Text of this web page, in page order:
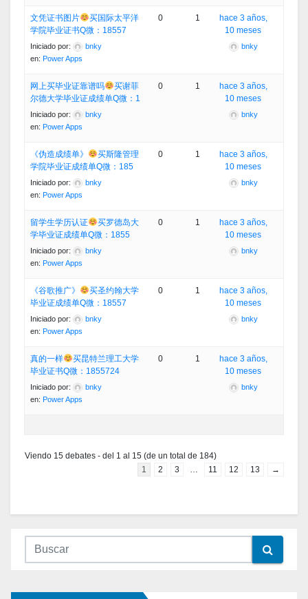
文凭证书图片
买国际太平洋
学院毕业证书Q微：18557
Iniciado por:
bnky
en: Power Apps
0 1
hace 3 años,
10 meses
bnky
网上买毕业证靠谱吗
买谢菲
尔德大学毕业证成绩单Q微：1
Iniciado por:
bnky
en: Power Apps
0 1
hace 3 años,
10 meses
bnky
《伪造成绩单》
买斯隆管理
学院毕业证成绩单Q微：185
Iniciado por:
bnky
en: Power Apps
0 1
hace 3 años,
10 meses
bnky
留学生学历认证
买罗德岛大
学毕业证成绩单Q微：1855
Iniciado por:
bnky
en: Power Apps
0 1
hace 3 años,
10 meses
bnky
《谷歌推广》
买圣约翰大学
毕业证成绩单Q微：18557
Iniciado por:
bnky
en: Power Apps
0 1
hace 3 años,
10 meses
bnky
真的一样
买昆特兰理工大学
毕业证书Q微：1855724
Iniciado por:
bnky
en: Power Apps
0 1
hace 3 años,
10 meses
bnky
Viendo 15 debates - del 1 al 15 (de un total de 184)
1
2 3 … 11 12 13 →